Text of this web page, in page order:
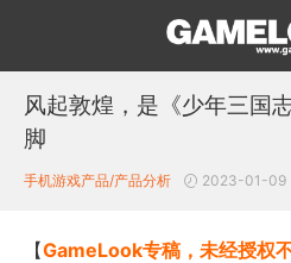
风起敦煌，是《少年三国
脚
手机游戏产品/产品分析 2023-01-09
【GameLook专稿，未经授权